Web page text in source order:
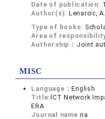
Date of publication:
Author(s): Lenarcic,
Type of books:
Area of
Authorship： Joint
MISC
Language：English
Title:ICT Network
ERA
Journal name:na